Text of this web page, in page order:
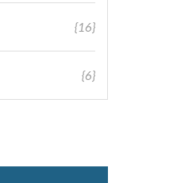
{16}
{6}